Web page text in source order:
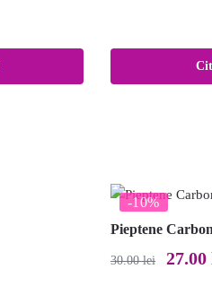
-10%
Pieptene
30.00lei
Prețul
27.00